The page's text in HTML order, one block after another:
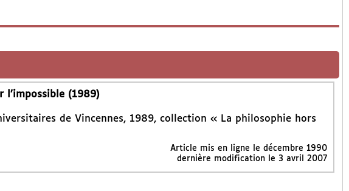
l’impossible (1989)
de Vincennes, 1989, collection « La philosophie hors
Article mis en ligne le décembre 1990
dernière modification le 3 avril 2007